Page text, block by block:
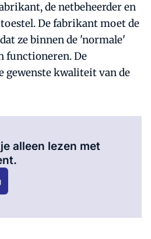
de netbeheerder en
De fabrikant moet de
ze binnen de 'normale'
functioneren. De
gewenste kwaliteit van de
alleen lezen met